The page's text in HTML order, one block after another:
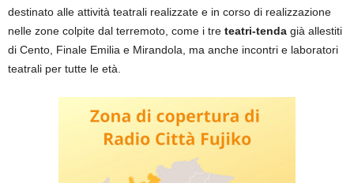
destinato alle attività teatrali realizzate e in corso di realizzazione
nelle zone colpite dal terremoto, come i tre teatri-tenda già allestiti
di Cento, Finale Emilia e Mirandola, ma anche incontri e laboratori
teatrali per tutte le età.